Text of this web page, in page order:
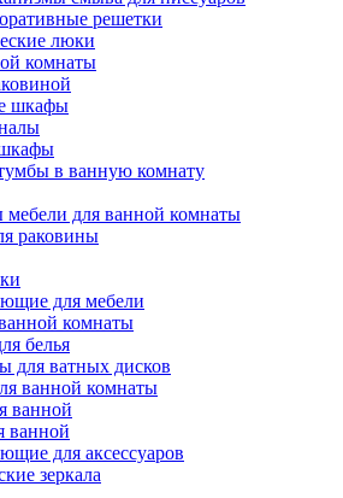
решетки
люки
комнаты
шкафы
в ванную комнату
для ванной комнаты
раковины
для мебели
комнаты
белья
для ватных дисков
ванной комнаты
ванной
ванной
для аксессуаров
зеркала